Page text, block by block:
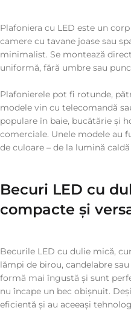
Plafoniera cu LED este un
camere cu tavane joase sau
minimalist. Se montează
uniformă, fără umbre sau
Plafonierele pot fi rotunde,
modele vin cu telecomandă
populare în baie, bucătărie și
comerciale. Unele modele au
de culoare – de la lumină
Becuri LED cu
compacte și
Becurile LED cu dulie mică,
lămpi de birou, candelabre
formă mai îngustă și sunt
nu încape un bec obișnuit.
eficientă și au aceeași